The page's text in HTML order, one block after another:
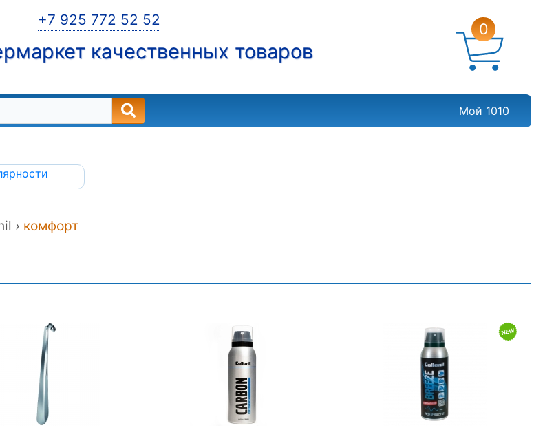
+7 925 772 52 52
качественных товаров
0
Мой 1010
› комфорт